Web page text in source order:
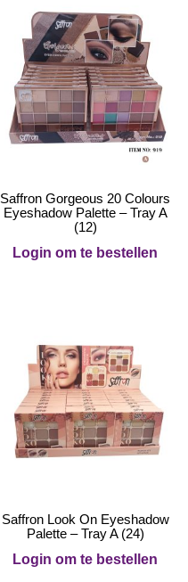
Saffron Gorgeous 20 Colours
Eyeshadow Palette – Tray A
(12)
Login om te bestellen
Saffron Look On Eyeshadow
Palette – Tray A (24)
Login om te bestellen